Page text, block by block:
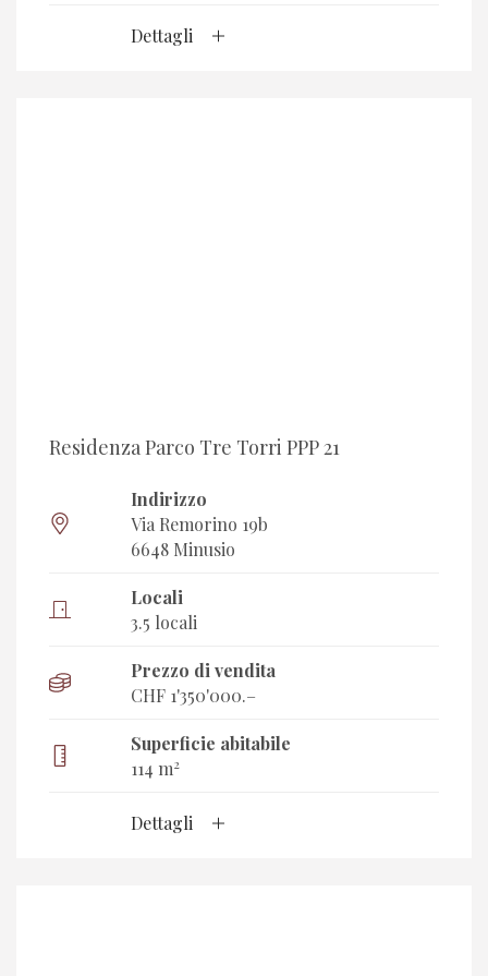
Dettagli
Residenza Parco Tre Torri PPP 21
Indirizzo
Via Remorino 19b
6648 Minusio
Locali
3.5 locali
Prezzo di vendita
CHF 1'350'000.–
Superficie abitabile
114 m2
Dettagli